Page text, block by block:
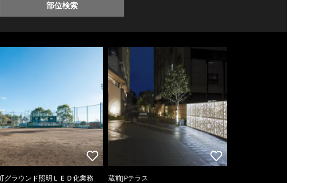
部位検索
グラウンド照明ＬＥＤ化業務 蔵前JPテラス